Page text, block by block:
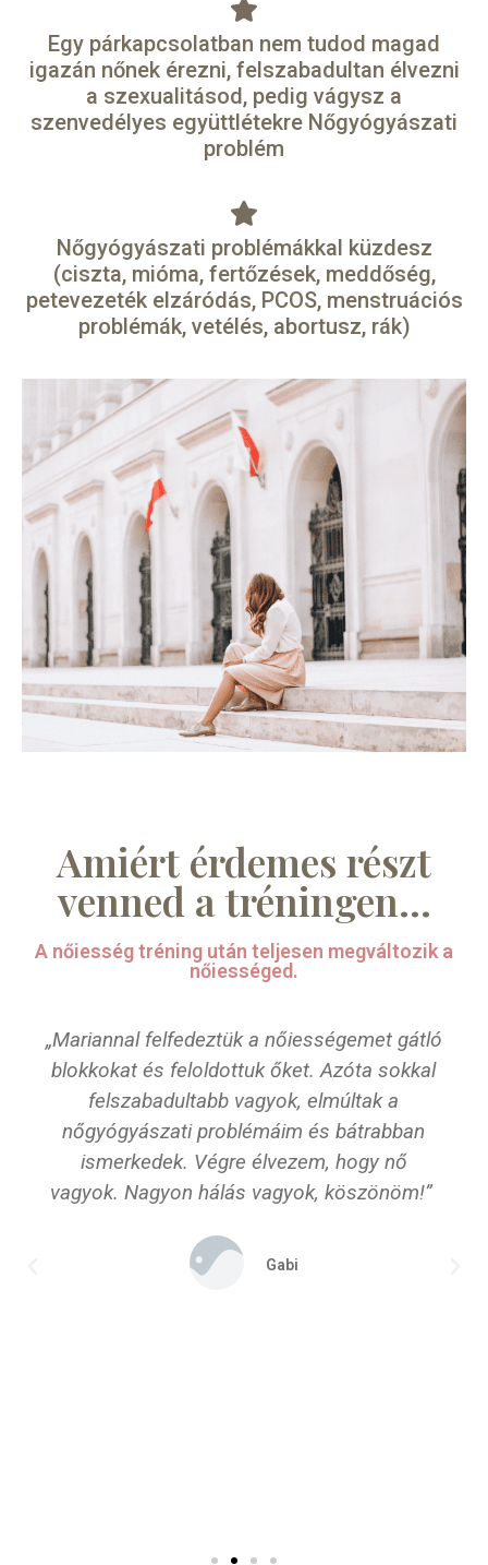
Egy párkapcsolatban nem tudod magad
igazán nőnek érezni, felszabadultan élvezni
a szexualitásod, pedig vágysz a
szenvedélyes együttlétekre Nőgyógyászati
problém
Nőgyógyászati problémákkal küzdesz
(ciszta, mióma, fertőzések, meddőség,
petevezeték elzáródás, PCOS, menstruációs
problémák, vetélés, abortusz, rák)
Amiért érdemes részt
venned a tréningen...
A nőiesség tréning után teljesen megváltozik a
nőiességed.
„Mariannal felfedeztük a nőiességemet gátló
blokkokat és feloldottuk őket. Azóta sokkal
felszabadultabb vagyok, elmúltak a
nőgyógyászati problémáim és bátrabban
ismerkedek. Végre élvezem, hogy nő
vagyok. Nagyon hálás vagyok, köszönöm!”
Gabi